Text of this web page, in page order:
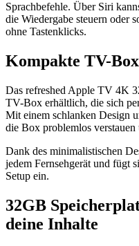
Sprachbefehle. Über Siri
die Wiedergabe steuern oder
ohne Tastenklicks.
Kompakte TV-
Das refreshed Apple TV 4K
TV-Box erhältlich, die sich
Mit einem schlanken Design
die Box problemlos
Dank des minimalistischen
jedem Fernsehgerät und fügt
Setup ein.
32GB
deine Inhalte